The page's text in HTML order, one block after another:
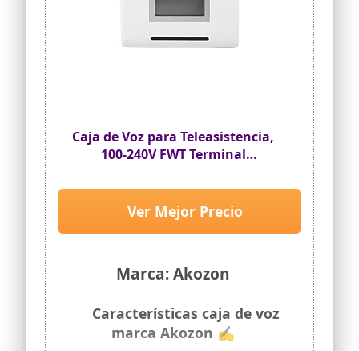
Caja de Voz para Teleasistencia,
100-240V FWT Terminal
Inalámbrico Fijo Red 2G
1900/1800/900/850MHZ CE
Terminal gsm SIM Teléfono
Marca: Akozon
Ver Mejor Precio
Características caja de voz
marca Akozon ✍